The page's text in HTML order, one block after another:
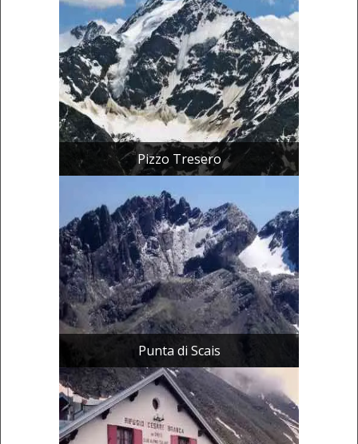
Pizzo Tresero
Punta di Scais